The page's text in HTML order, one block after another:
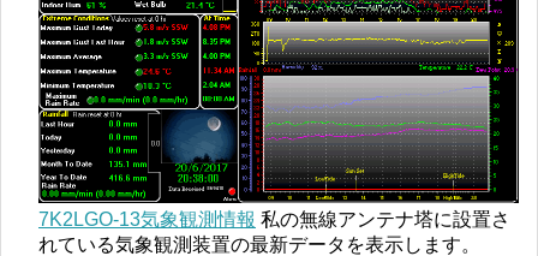
7K2LGO-13気象観測情報 私の無線アンテナ塔に設置さ
れている気象観測装置の最新データを表示します。